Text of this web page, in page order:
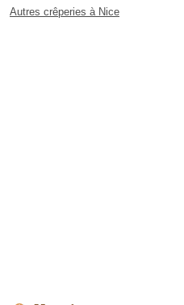
Autres crêperies à Nice